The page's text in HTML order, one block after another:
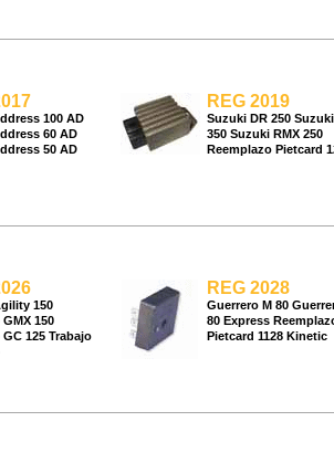
100 AD
60 AD
50 AD
REG 2019
Suzuki DR 250
350 Suzuki RMX 250
Reemplazo Pietcard
150
150
125 Trabajo
REG 2028
Guerrero M 80
80 Express
Pietcard 1128 Kinetic